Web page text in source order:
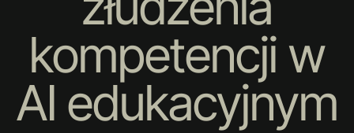
kompetencji w
AI edukacyjnym